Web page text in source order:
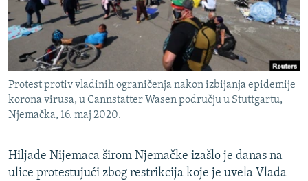
DNEVNO@RSE
SPECIJALI RSE
VIŠE OD NASLOVA
GENOCID U SREBRENICI
POPLAVE I KLIZIŠTA U BIH 2024.
POST SCRIPTUM
PRATITE NAS
Protest protiv vladinih ograničenja nakon izbijanja epidemije
korona virusa, u Cannstatter Wasen području u Stuttgartu,
Njemačka, 16. maj 2020.
Hiljade Nijemaca širom Njemačke izašlo je danas na
ulice protestujući zbog restrikcija koje je uvela Vlada